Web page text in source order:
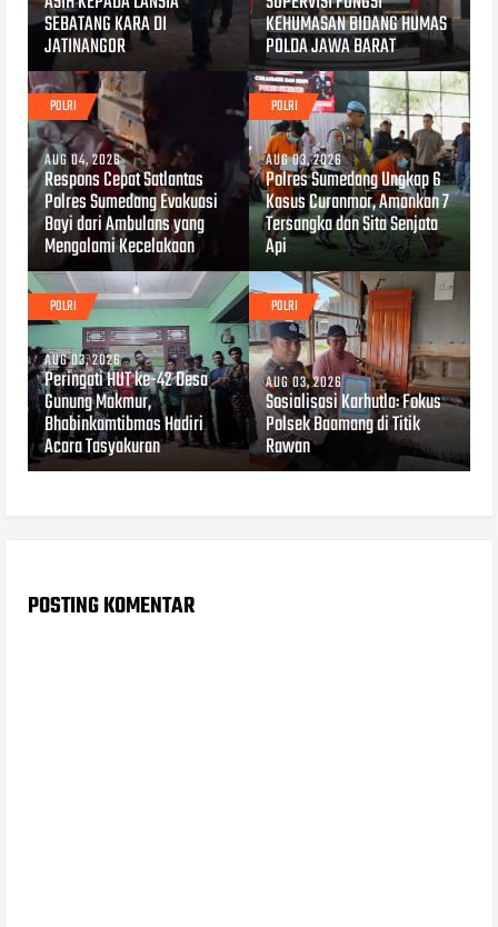
SEBATANG KARA DI
JATINANGOR
KEHUMASAN BIDANG HUMAS
POLDA JAWA BARAT
POLRI
AUG 04, 2026
Respons Cepat Satlantas
Polres Sumedang Evakuasi
Bayi dari Ambulans yang
Mengalami Kecelakaan
POLRI
AUG 03, 2026
Polres Sumedang Ungkap 6
Kasus Curanmor, Amankan 7
Tersangka dan Sita Senjata
Api
POLRI
AUG 03, 2026
Peringati HUT ke-42 Desa
Gunung Makmur,
Bhabinkamtibmas Hadiri
Acara Tasyakuran
POLRI
AUG 03, 2026
Sosialisasi Karhutla: Fokus
Polsek Baamang di Titik
Rawan
POSTING KOMENTAR